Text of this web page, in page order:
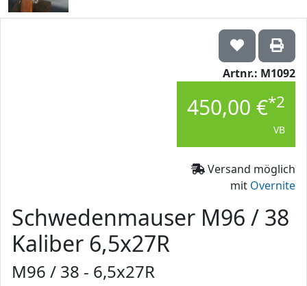
Artnr.: M1092
450,00 €*2
VB
Versand möglich
mit Overnite
Schwedenmauser M96 / 38
Kaliber 6,5x27R
M96 / 38 - 6,5x27R